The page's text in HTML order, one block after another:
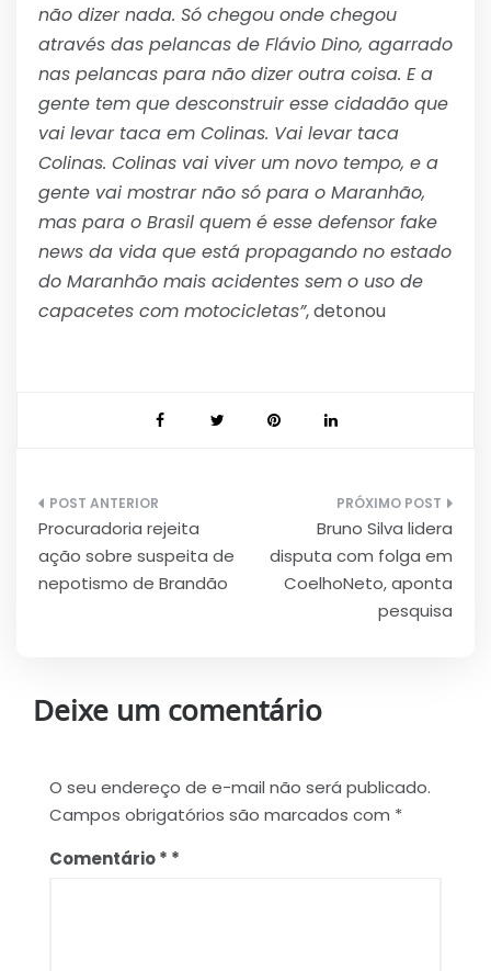
não dizer nada. Só chegou onde chegou
através das pelancas de Flávio Dino, agarrado
nas pelancas para não dizer outra coisa. E a
gente tem que desconstruir esse cidadão que
vai levar taca em Colinas. Vai levar taca
Colinas. Colinas vai viver um novo tempo, e a
gente vai mostrar não só para o Maranhão,
mas para o Brasil quem é esse defensor fake
news da vida que está propagando no estado
do Maranhão mais acidentes sem o uso de
capacetes com motocicletas”, detonou
Navegação
de
Post
Procuradoria rejeita
ação sobre suspeita de
nepotismo de Brandão
Bruno Silva lidera
disputa com folga em
CoelhoNeto, aponta
pesquisa
Deixe um comentário
O seu endereço de e-mail não será publicado.
Campos obrigatórios são marcados com *
Comentário*